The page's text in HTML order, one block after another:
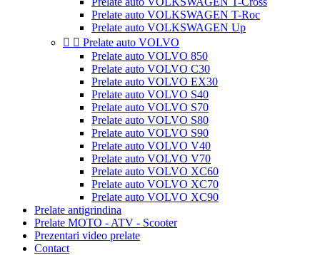
Prelate auto VOLKSWAGEN T-Roc
Prelate auto VOLKSWAGEN Up
  Prelate auto VOLVO
Prelate auto VOLVO 850
Prelate auto VOLVO C30
Prelate auto VOLVO EX30
Prelate auto VOLVO S40
Prelate auto VOLVO S70
Prelate auto VOLVO S80
Prelate auto VOLVO S90
Prelate auto VOLVO V40
Prelate auto VOLVO V70
Prelate auto VOLVO XC60
Prelate auto VOLVO XC70
Prelate auto VOLVO XC90
Prelate antigrindina
Prelate MOTO - ATV - Scooter
Prezentari video prelate
Contact